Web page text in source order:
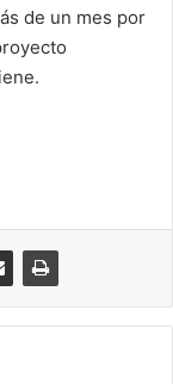
de un mes por